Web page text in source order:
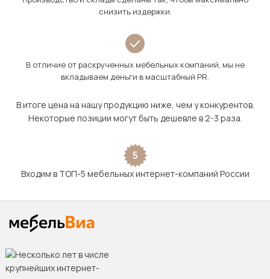
снизить издержки.
В отличие от раскрученных мебельных компаний, мы не
вкладываем деньги в масштабный PR.
В итоге цена на нашу продукцию ниже, чем у конкурентов.
Некоторые позиции могут быть дешевле в 2-3 раза.
5
Входим в ТОП-5 мебельных интернет-компаний России